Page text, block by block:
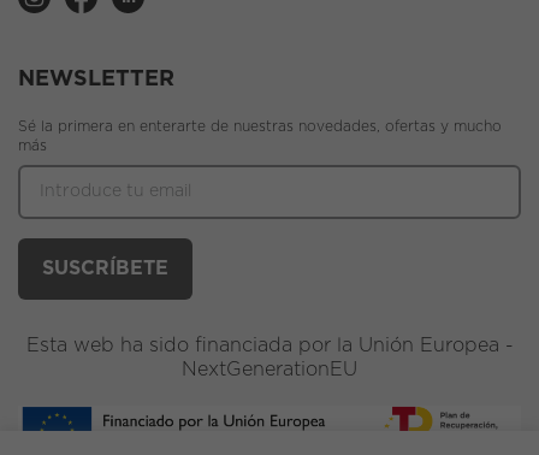
NEWSLETTER
Sé la primera en enterarte de nuestras novedades, ofertas y mucho
más
Esta web ha sido financiada por la Unión Europea -
NextGenerationEU